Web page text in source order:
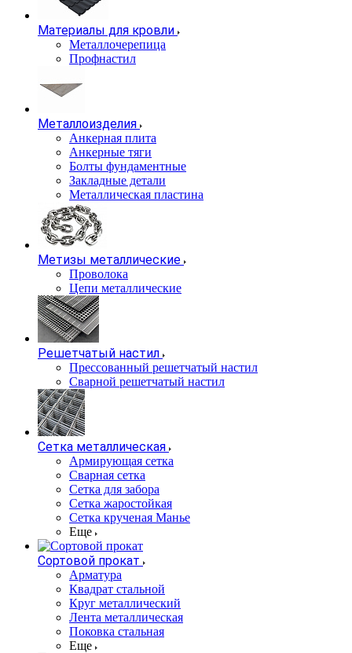
Материалы для кровли
Металлочерепица
Профнастил
Металлоизделия
Анкерная плита
Анкерные тяги
Болты фундаментные
Закладные детали
Металлическая пластина
Метизы металлические
Проволока
Цепи металлические
Решетчатый настил
Прессованный решетчатый настил
Сварной решетчатый настил
Сетка металлическая
Армирующая сетка
Сварная сетка
Сетка для забора
Сетка жаростойкая
Сетка крученая Манье
Еще
Сортовой прокат
Арматура
Квадрат стальной
Круг металлический
Лента металлическая
Поковка стальная
Еще